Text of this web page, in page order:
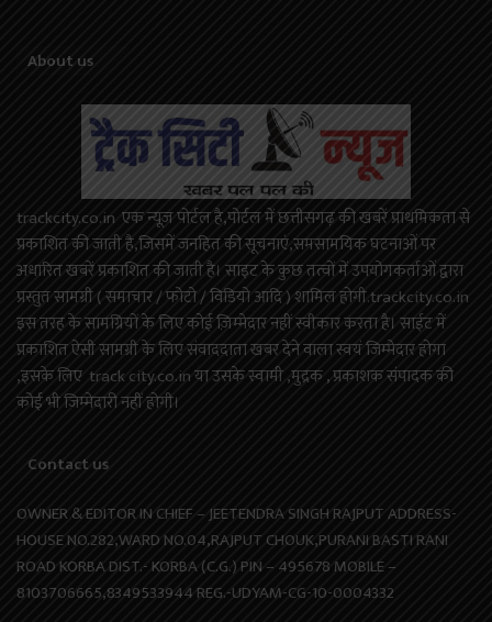
About us
trackcity.co.in एक न्यूज़ पोर्टल है,पोर्टल में छत्तीसगढ़ की खबरें प्राथमिकता से
प्रकाशित की जाती है,जिसमें जनहित की सूचनाएं,समसामयिक घटनाओं पर
अधारित खबरें प्रकाशित की जाती है। साइट के कुछ तत्वों में उपयोगकर्ताओं द्वारा
प्रस्तुत सामग्री ( समाचार / फोटो / विडियो आदि ) शामिल होगी.trackcity.co.in
इस तरह के सामग्रियों के लिए कोई ज़िम्मेदार नहीं स्वीकार करता है। साईट में
प्रकाशित ऐसी सामग्री के लिए संवाददाता खबर देने वाला स्वयं जिम्मेदार होगा
,इसके लिए track city.co.in या उसके स्वामी ,मुद्रक , प्रकाशक संपादक की
कोई भी जिम्मेदारी नहीं होगी।
Contact us
OWNER & EDITOR IN CHIEF – JEETENDRA SINGH RAJPUT ADDRESS-
HOUSE NO.282,WARD NO.04,RAJPUT CHOUK,PURANI BASTI RANI
ROAD KORBA DIST.- KORBA (C.G.) PIN – 495678 MOBILE –
8103706665,8349533944 REG.-UDYAM-CG-10-0004332